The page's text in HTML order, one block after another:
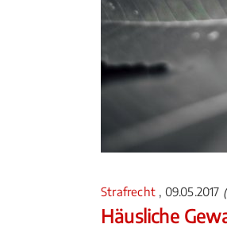
Strafrecht , 09.05.2017
Häusliche